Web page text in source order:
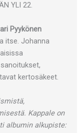
YLI 22.
Pyykönen
itse. Johanna
kertosäkeet.
Kappale on
albumin alkupiste: